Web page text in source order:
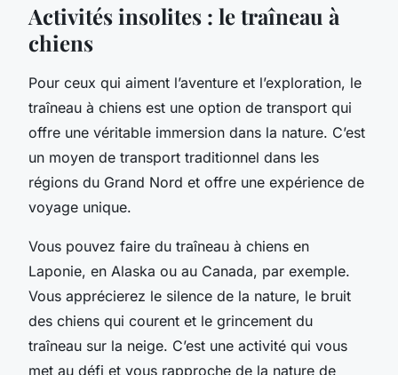
Activités insolites : le traîneau à
chiens
Pour ceux qui aiment l’aventure et l’exploration, le
traîneau à chiens est une option de transport qui
offre une véritable immersion dans la nature. C’est
un moyen de transport traditionnel dans les
régions du Grand Nord et offre une expérience de
voyage unique.
Vous pouvez faire du traîneau à chiens en
Laponie, en Alaska ou au Canada, par exemple.
Vous apprécierez le silence de la nature, le bruit
des chiens qui courent et le grincement du
traîneau sur la neige. C’est une activité qui vous
met au défi et vous rapproche de la nature de